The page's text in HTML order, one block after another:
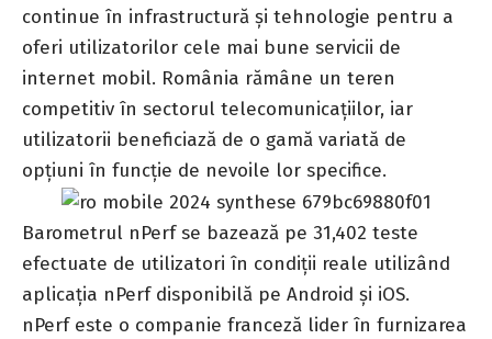
continue în infrastructură și tehnologie pentru a
oferi utilizatorilor cele mai bune servicii de
internet mobil. România rămâne un teren
competitiv în sectorul telecomunicațiilor, iar
utilizatorii beneficiază de o gamă variată de
opțiuni în funcție de nevoile lor specifice.
Barometrul nPerf se bazează pe 31,402 teste
efectuate de utilizatori în condiții reale utilizând
aplicația nPerf disponibilă pe Android și iOS.
nPerf este o companie franceză lider în furnizarea